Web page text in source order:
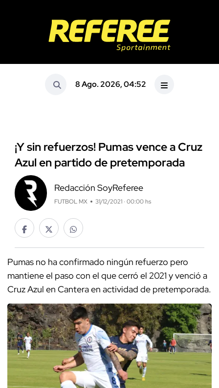
8 Ago. 2026, 04:52
¡Y sin refuerzos! Pumas vence a Cruz
Azul en partido de pretemporada
Redacción SoyReferee
FUTBOL MX 31/12/2021 · 00:00 hs
Pumas no ha confirmado ningún refuerzo pero
mantiene el paso con el que cerró el 2021 y venció a
Cruz Azul en Cantera en actividad de pretemporada.